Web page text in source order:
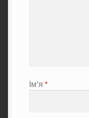
Ім'я *